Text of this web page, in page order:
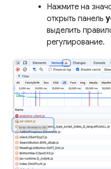
Нажмите на
открыть панель
выделить
регулирование.